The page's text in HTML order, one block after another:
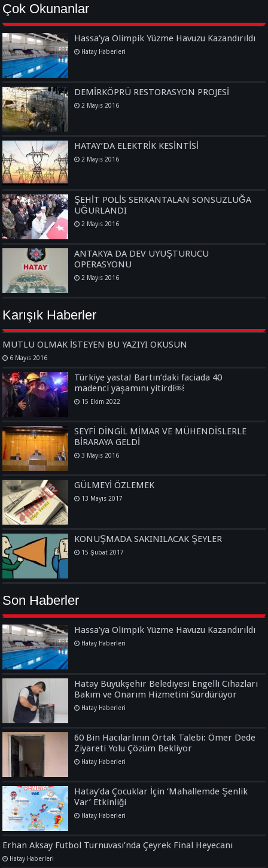
Çok Okunanlar
Hassa’ya Olimpik Yüzme Havuzu Kazandırıldı
Hatay Haberleri
DEMİRKÖPRÜ RESTORASYON PROJESİ
2 Mayıs 2016
HATAY’DA ELEKTRİK KESİNTİSİ
2 Mayıs 2016
ŞEHİT POLİS SERKANTALAN SONSUZLUĞA
UĞURLANDI
2 Mayıs 2016
ANTAKYA DA DEV UYUŞTURUCU
OPERASYONU
2 Mayıs 2016
Karışık Haberler
MUTLU OLMAK İSTEYEN BU YAZIYI OKUSUN
6 Mayıs 2016
Türkiye yasta! Bartın’daki faciada 40
madenci yaşamını yitirdi￼
15 Ekim 2022
SEYFİ DİNGİL MİMAR VE MÜHENDİSLERLE
BİRARAYA GELDİ
3 Mayıs 2016
GÜLMEYİ ÖZLEMEK
13 Mayıs 2017
KONUŞMADA SAKINILACAK ŞEYLER
15 Şubat 2017
Son Haberler
Hassa’ya Olimpik Yüzme Havuzu Kazandırıldı
Hatay Haberleri
Hatay Büyükşehir Belediyesi Engelli Cihazları
Bakım ve Onarım Hizmetini Sürdürüyor
Hatay Haberleri
60 Bin Hacılarlının Ortak Talebi: Ömer Dede
Ziyareti Yolu Çözüm Bekliyor
Hatay Haberleri
Hatay’da Çocuklar İçin ‘Mahallemde Şenlik
Var’ Etkinliği
Hatay Haberleri
Erhan Aksay Futbol Turnuvası’nda Çeyrek Final Heyecanı
Hatay Haberleri